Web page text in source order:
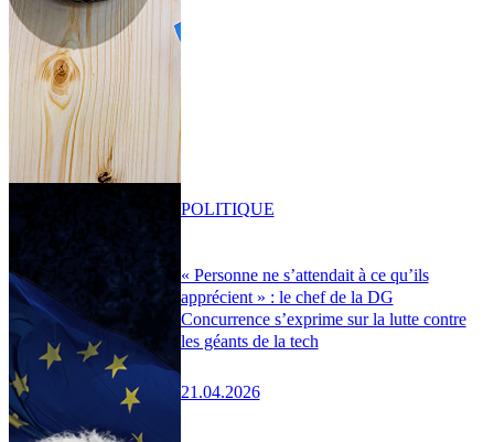
« Personne ne s’attendait à ce qu’ils
apprécient » : le chef de la DG
Concurrence s’exprime sur la lutte contre
les géants de la tech
21.04.2026
POLITIQUE